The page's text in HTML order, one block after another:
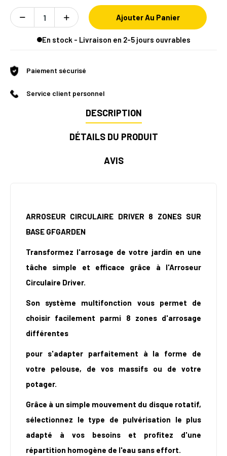
Ajouter Au Panier
En stock - Livraison en 2-5 jours ouvrables
Paiement sécurisé
Service client personnel
DESCRIPTION
DÉTAILS DU PRODUIT
AVIS
ARROSEUR CIRCULAIRE DRIVER 8 ZONES SUR
BASE GFGARDEN
Transformez l'arrosage de votre jardin en une
tâche simple et efficace grâce à l'Arroseur
Circulaire Driver.
Son système multifonction vous permet de
choisir facilement parmi 8 zones d'arrosage
différentes
pour s'adapter parfaitement à la forme de
votre pelouse, de vos massifs ou de votre
potager.
Grâce à un simple mouvement du disque rotatif,
sélectionnez le type de pulvérisation le plus
adapté à vos besoins et profitez d'une
répartition homogène de l'eau sans effort.